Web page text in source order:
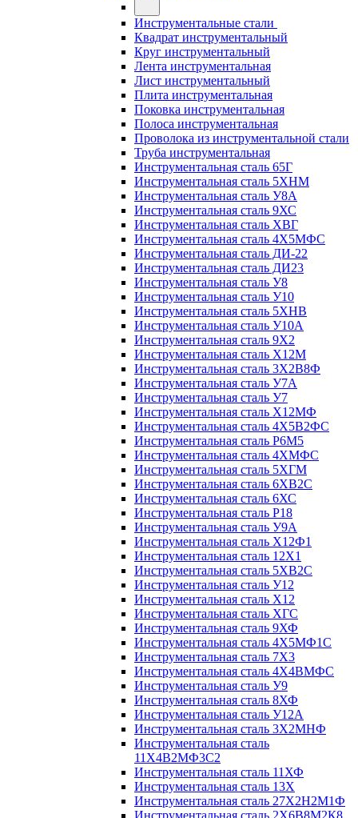
Инструментальные стали
Квадрат инструментальный
Круг инструментальный
Лента инструментальная
Лист инструментальный
Плита инструментальная
Поковка инструментальная
Полоса инструментальная
Проволока из инструментальной стали
Труба инструментальная
Инструментальная сталь 65Г
Инструментальная сталь 5ХНМ
Инструментальная сталь У8А
Инструментальная сталь 9ХС
Инструментальная сталь ХВГ
Инструментальная сталь 4Х5МФС
Инструментальная сталь ДИ-22
Инструментальная сталь ДИ23
Инструментальная сталь У8
Инструментальная сталь У10
Инструментальная сталь 5ХНВ
Инструментальная сталь У10А
Инструментальная сталь 9Х2
Инструментальная сталь Х12М
Инструментальная сталь 3Х2В8Ф
Инструментальная сталь У7А
Инструментальная сталь У7
Инструментальная сталь Х12МФ
Инструментальная сталь 4Х5В2ФС
Инструментальная сталь Р6М5
Инструментальная сталь 4ХМФС
Инструментальная сталь 5ХГМ
Инструментальная сталь 6ХВ2С
Инструментальная сталь 6ХС
Инструментальная сталь Р18
Инструментальная сталь У9А
Инструментальная сталь Х12Ф1
Инструментальная сталь 12Х1
Инструментальная сталь 5ХВ2С
Инструментальная сталь У12
Инструментальная сталь Х12
Инструментальная сталь ХГС
Инструментальная сталь 9ХФ
Инструментальная сталь 4Х5МФ1С
Инструментальная сталь 7Х3
Инструментальная сталь 4Х4ВМФС
Инструментальная сталь У9
Инструментальная сталь 8ХФ
Инструментальная сталь У12А
Инструментальная сталь 3Х2МНФ
Инструментальная сталь
11Х4В2МФ3С2
Инструментальная сталь 11ХФ
Инструментальная сталь 13Х
Инструментальная сталь 27Х2Н2М1Ф
Инструментальная сталь 2Х6В8М2К8